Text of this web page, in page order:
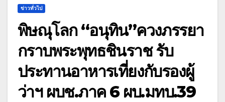
ข่าวทั่วไป
พิษณุโลก “อนุทิน”ควงภรรยา
กราบพระพุทธชินราช รับ
ประทานอาหารเที่ยงกับรองผู้
ว่าฯ ผบช.ภาค 6 ผบ.มทบ.39